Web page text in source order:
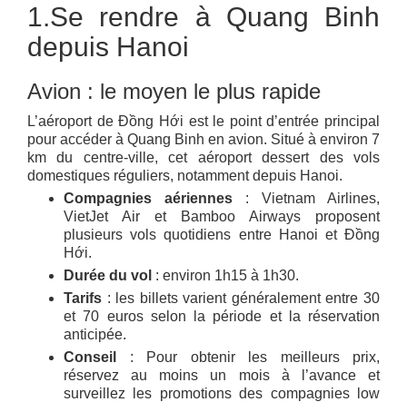
1.Se rendre à Quang Binh
depuis Hanoi
Avion : le moyen le plus rapide
L’aéroport de Đồng Hới est le point d’entrée principal
pour accéder à Quang Binh en avion. Situé à environ 7
km du centre-ville, cet aéroport dessert des vols
domestiques réguliers, notamment depuis Hanoi.
Compagnies aériennes : Vietnam Airlines,
VietJet Air et Bamboo Airways proposent
plusieurs vols quotidiens entre Hanoi et Đồng
Hới.
Durée du vol : environ 1h15 à 1h30.
Tarifs : les billets varient généralement entre 30
et 70 euros selon la période et la réservation
anticipée.
Conseil
: Pour obtenir les meilleurs prix,
réservez au moins un mois à l’avance et
surveillez les promotions des compagnies low